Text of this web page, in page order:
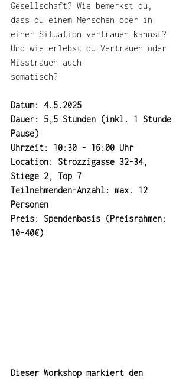
Gesellschaft? Wie bemerkst du,
dass du einem Menschen oder in
einer Situation vertrauen kannst?
Und wie erlebst du Vertrauen oder
Misstrauen auch
somatisch?
Datum: 4.5.2025
Dauer: 5,5 Stunden (inkl. 1 Stunde
Pause)
Uhrzeit: 10:30 - 16:00 Uhr
Location: Strozzigasse 32-34,
Stiege 2, Top 7
Teilnehmenden-Anzahl: max. 12
Personen
Preis: Spendenbasis (Preisrahmen:
10-40€)
Dieser Workshop markiert den